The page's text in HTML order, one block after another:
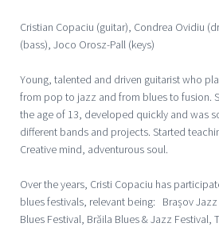
Cristian Copaciu (guitar), Condrea Ovidiu
(bass), Joco Orosz-Pall (keys)
Young, talented and driven guitarist who
from pop to jazz and from blues to fusion.
the age of 13, developed quickly and was
different bands and projects. Started
Creative mind, adventurous soul.
Over the years, Cristi Copaciu has
blues festivals, relevant being: Brașov
Blues Festival, Brăila Blues & Jazz Festival,